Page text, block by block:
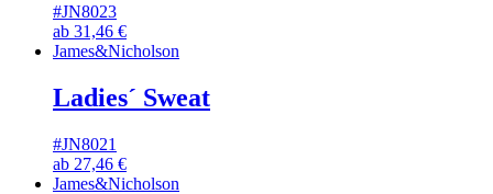
#JN8023
ab 31,46 €
James&Nicholson
Ladies´ Sweat
#JN8021
ab 27,46 €
James&Nicholson